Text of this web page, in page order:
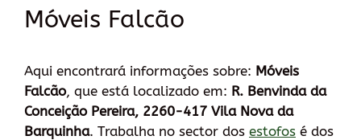
Móveis Falcão
Aqui encontrará informações sobre: Móveis
Falcão, que está localizado em: R. Benvinda da
Conceição Pereira, 2260-417 Vila Nova da
Barquinha. Trabalha no sector dos estofos é dos